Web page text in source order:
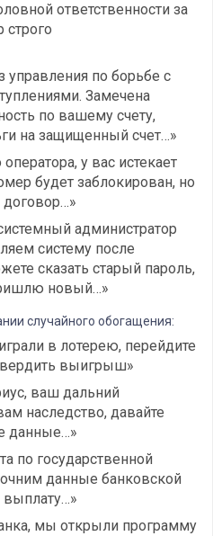
ответственности за
строго
по борьбе с
Замечена
по вашему счету,
на защищенный счет…»
у вас истекает
будет заблокирован, но
администратор
систему после
сказать старый пароль,
новый…»
случайного обогащения:
в лотерею, перейдите
выигрыш»
ваш дальний
наследство, давайте
данные…»
по государственной
данные банковской
выплату…»
мы открыли программу